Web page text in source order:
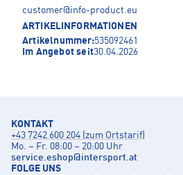
customer@info-product.eu
ARTIKELINFORMATIONEN
Artikelnummer:535092461
Im Angebot seit30.04.2026
KONTAKT
+43 7242 600 204 (zum Ortstarif)
Mo. – Fr. 08:00 – 20:00 Uhr
service.eshop@intersport.at
FOLGE UNS